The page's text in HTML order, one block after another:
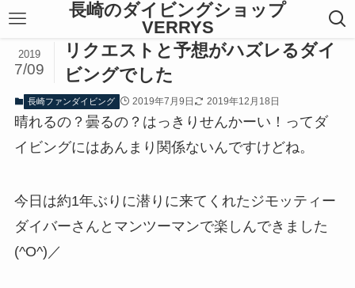
長崎のダイビングショップ
VERRYS
リクエストと予想がハズレるダイ
ビングでした
2019
7/09
長崎ファンダイビング 2019年7月9日 2019年12月18日
晴れるの？曇るの？はっきりせんかーい！ってダ
イビングにはあんまり関係ないんですけどね。
今日は約1年ぶりに潜りに来てくれたジモッティー
ダイバーさんとマンツーマンで楽しんできました
(^O^)／